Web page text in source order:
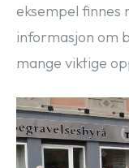
eksempel finnes
informasjon om
mange viktige